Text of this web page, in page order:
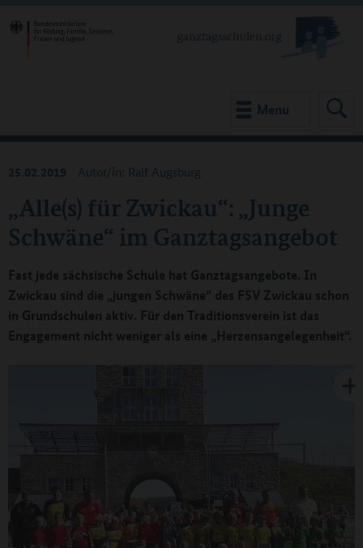
Menu
„Alle(s) für Zwickau“: „Junge
Schwäne“ im Ganztagsangebot
25.02.2019 Autor/in: Ralf Augsburg
Fast jede sächsische Schule hat Ganztagsangebote. In
Zwickau sind die „jungen Schwäne“ des FSV Zwickau schon
in Grundschulen aktiv. Für den Traditionsverein ist das
Engagement nicht weniger als eine „Herzensangelegenheit“.